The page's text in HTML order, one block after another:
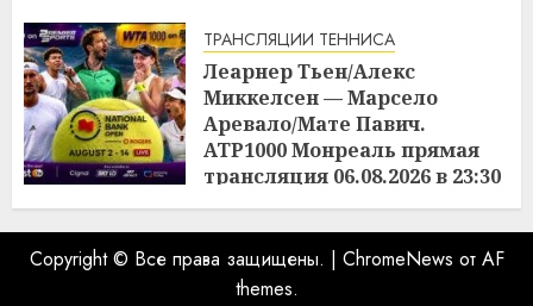
ТРАНСЛЯЦИИ ТЕННИСА
Леарнер Тьен/Алекс
Миккелсен — Марсело
Аревало/Мате Павич.
ATP1000 Монреаль прямая
трансляция 06.08.2026 в 23:30
06.08.2026
Copyright © Все права защищены. | ChromeNews от AF
themes.